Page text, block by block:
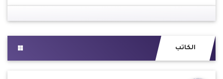
الكاتب